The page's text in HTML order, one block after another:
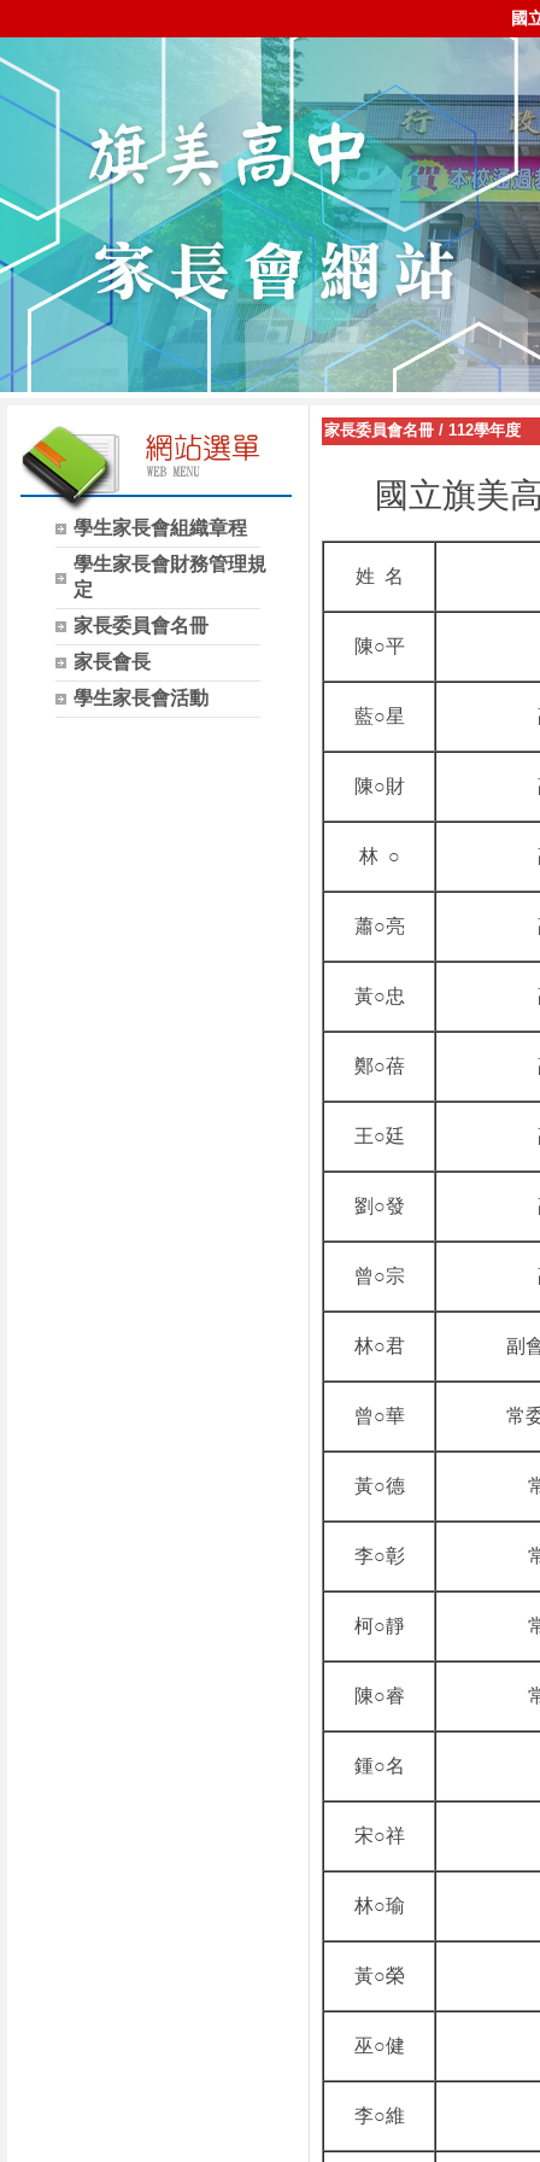
國
學生家長會組織章程
學生家長會財務管理規
定
家長委員會名冊
家長會長
學生家長會活動
家長委員會名冊 / 112學年度
國立旗美
姓 名
陳○平
藍○星
陳○財
林 ○
蕭○亮
黃○忠
鄭○蓓
王○廷
劉○發
曾○宗
林○君 副
曾○華 常
黃○德
李○彰
柯○靜
陳○睿
鍾○名
宋○祥
林○瑜
黃○榮
巫○健
李○維